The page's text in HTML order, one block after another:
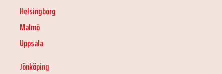
Helsingborg
Malmö
Uppsala
Jönköping